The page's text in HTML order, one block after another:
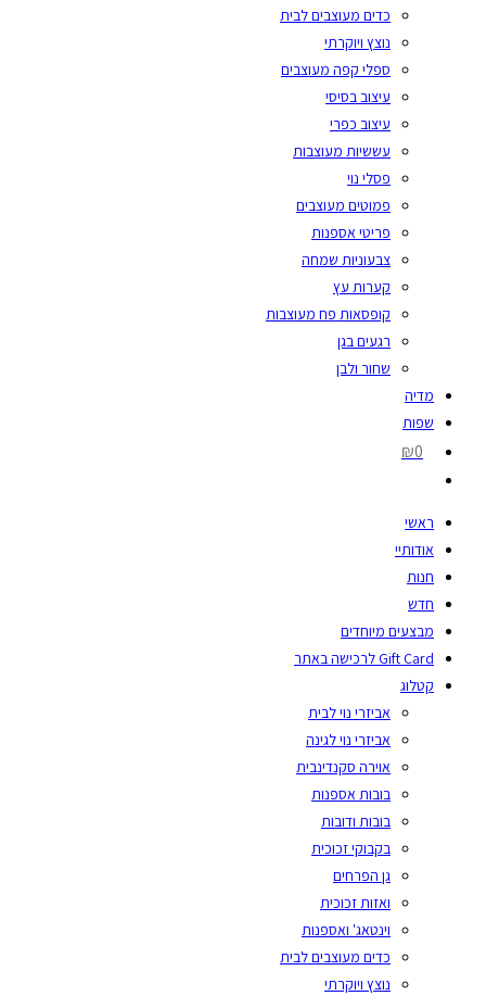
כדים מעוצבים לבית
נוצץ ויוקרתי
ספלי קפה מעוצבים
עיצוב בסיסי
עיצוב כפרי
עששיות מעוצבות
פסלי נוי
פמוטים מעוצבים
פריטי אספנות
צבעוניות שמחה
קערות עץ
קופסאות פח מעוצבות
רגעים בגן
שחור ולבן
מדיה
שפות
₪0
ראשי
אודותיי
חנות
חדש
מבצעים מיוחדים
Gift Card לרכישה באתר
קטלוג
אביזרי נוי לבית
אביזרי נוי לגינה
אוירה סקנדינבית
בובות אספנות
בובות ודובות
בקבוקי זכוכית
גן הפרחים
ואזות זכוכית
וינטאג' ואספנות
כדים מעוצבים לבית
נוצץ ויוקרתי